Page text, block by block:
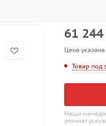
61 244
Цена
Товар под
Наши
уточнят